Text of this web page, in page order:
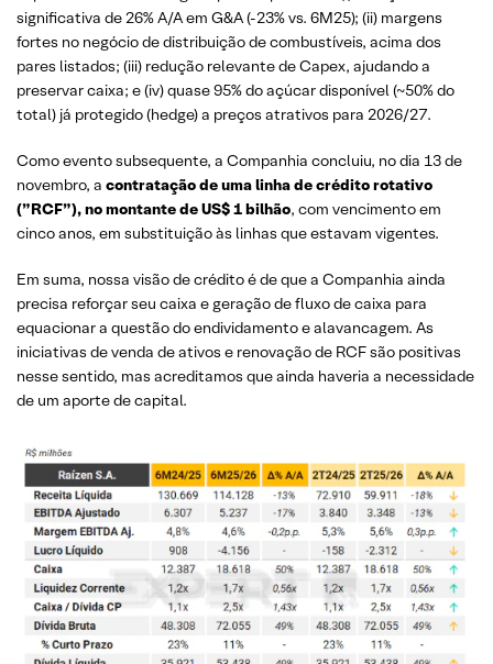
significativa de 26% A/A em G&A (-23% vs. 6M25); (ii) margens
fortes no negócio de distribuição de combustíveis, acima dos
pares listados; (iii) redução relevante de Capex, ajudando a
preservar caixa; e (iv) quase 95% do açúcar disponível (~50% do
total) já protegido (hedge) a preços atrativos para 2026/27.
Como evento subsequente, a Companhia concluiu, no dia 13 de
novembro, a contratação de uma linha de crédito rotativo
(”RCF”), no montante de US$ 1 bilhão, com vencimento em
cinco anos, em substituição às linhas que estavam vigentes.
Em suma, nossa visão de crédito é de que a Companhia ainda
precisa reforçar seu caixa e geração de fluxo de caixa para
equacionar a questão do endividamento e alavancagem. As
iniciativas de venda de ativos e renovação de RCF são positivas
nesse sentido, mas acreditamos que ainda haveria a necessidade
de um aporte de capital.